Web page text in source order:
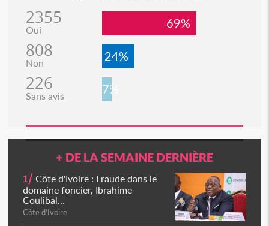
2355
Oui 69%
808
Non 24%
226
Sans avis 7%
+ DE LA SEMAINE DERNIÈRE
1/ Côte d'Ivoire : Fraude dans le
domaine foncier, Ibrahime
Coulibal...
Côte d'Ivoire